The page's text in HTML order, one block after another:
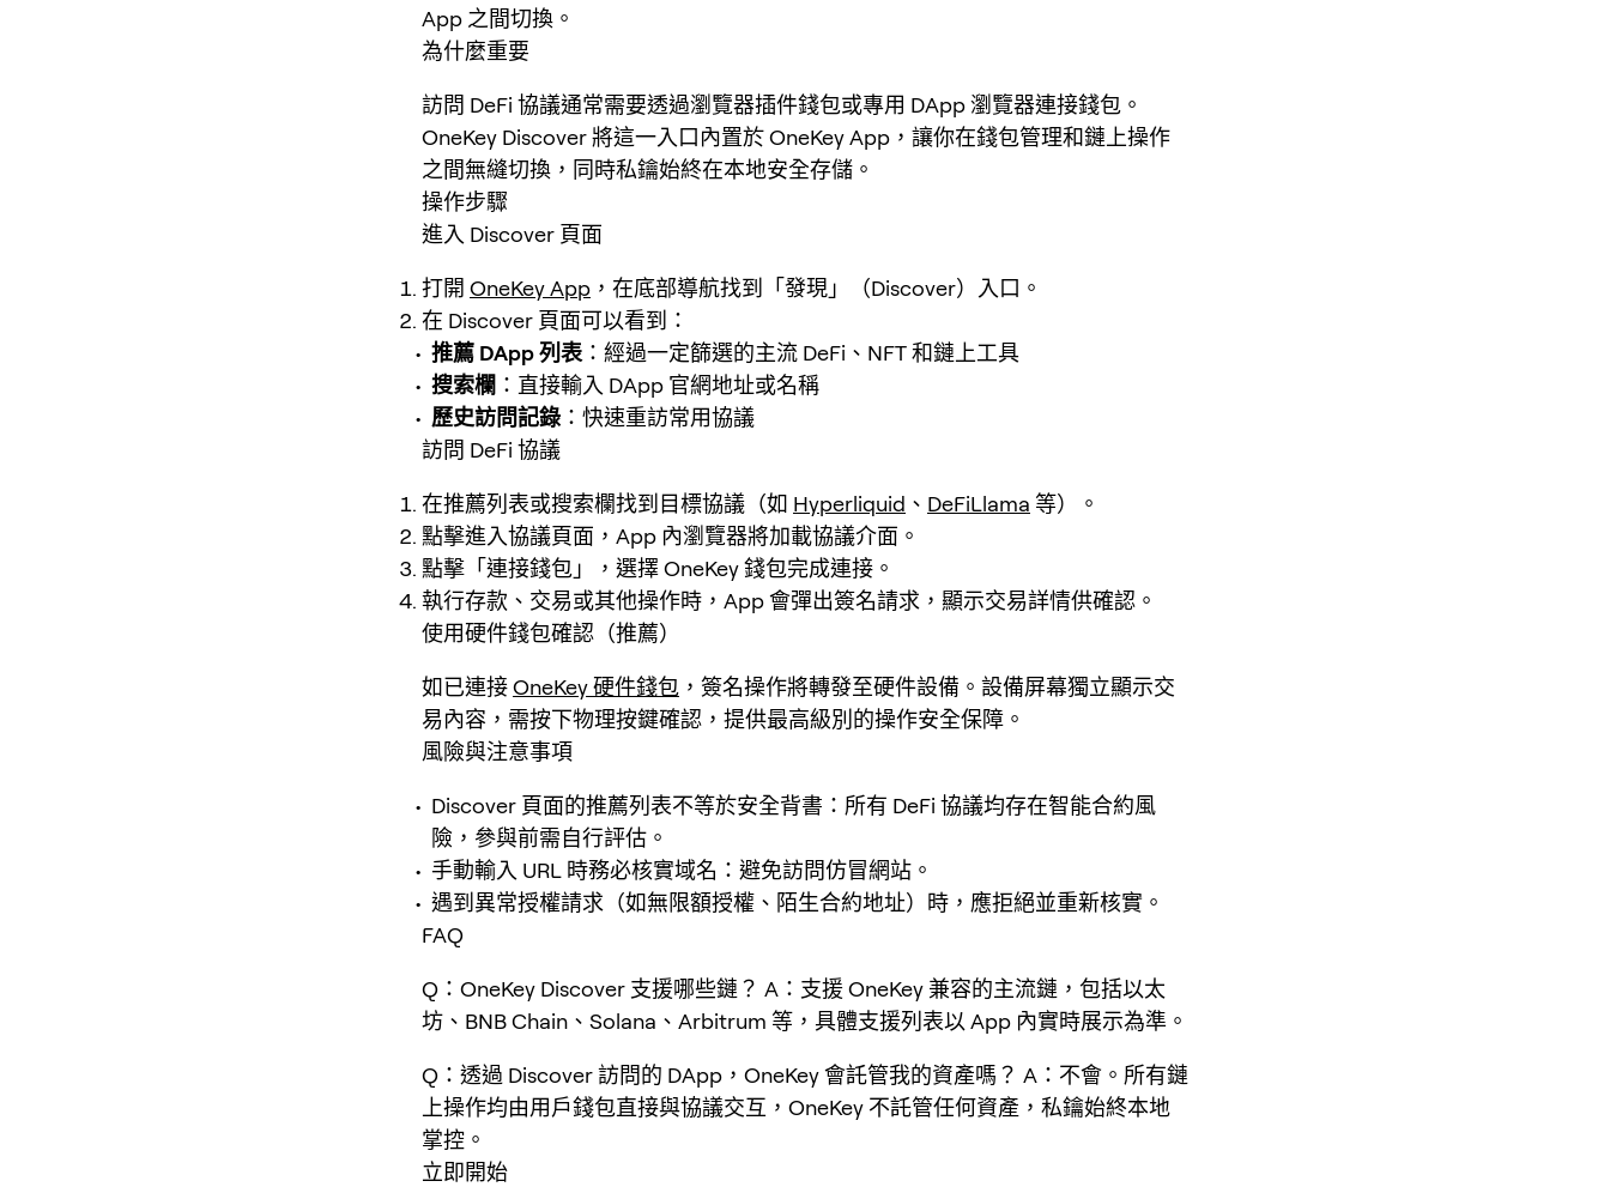
App 之間切換。
為什麼重要
訪問 DeFi 協議通常需要透過瀏覽器插件錢包或專用 DApp 瀏覽器連接錢包。
OneKey Discover 將這一入口內置於 OneKey App，讓你在錢包管理和鏈上操作
之間無縫切換，同時私鑰始終在本地安全存儲。
操作步驟
進入 Discover 頁面
打開 OneKey App ，在底部導航找到「發現」（Discover）入口。
在 Discover 頁面可以看到：
推薦 DApp 列表 ：經過一定篩選的主流 DeFi、NFT 和鏈上工具
搜索欄 ：直接輸入 DApp 官網地址或名稱
歷史訪問記錄 ：快速重訪常用協議
訪問 DeFi 協議
在推薦列表或搜索欄找到目標協議（如 Hyperliquid 、 DeFiLlama 等）。
點擊進入協議頁面，App 內瀏覽器將加載協議介面。
點擊「連接錢包」，選擇 OneKey 錢包完成連接。
執行存款、交易或其他操作時，App 會彈出簽名請求，顯示交易詳情供確認。
使用硬件錢包確認（推薦）
如已連接OneKey 硬件錢包 ，簽名操作將轉發至硬件設備。設備屏幕獨立顯示交
易內容，需按下物理按鍵確認，提供最高級別的操作安全保障。
風險與注意事項
Discover 頁面的推薦列表不等於安全背書：所有 DeFi 協議均存在智能合約風
險，參與前需自行評估。
手動輸入 URL 時務必核實域名：避免訪問仿冒網站。
遇到異常授權請求（如無限額授權、陌生合約地址）時，應拒絕並重新核實。
FAQ
Q：OneKey Discover 支援哪些鏈？ A：支援 OneKey 兼容的主流鏈，包括以太
坊、BNB Chain、Solana、Arbitrum 等，具體支援列表以 App 內實時展示為準。
Q：透過 Discover 訪問的 DApp，OneKey 會託管我的資產嗎？ A：不會。所有鏈
上操作均由用戶錢包直接與協議交互，OneKey 不託管任何資產，私鑰始終本地
掌控。
立即開始